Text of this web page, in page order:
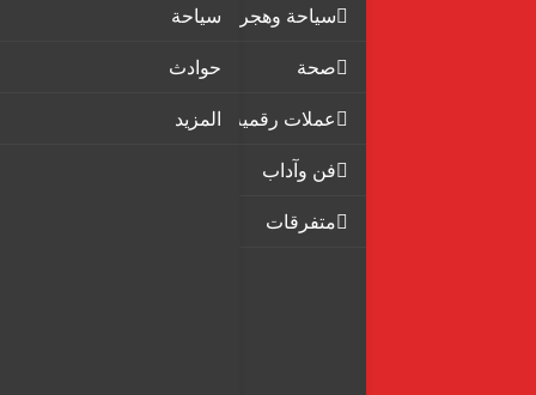
سياحة وهجرة
صحة
عملات رقمية
فن وآداب
متفرقات
سياحة
حوادث
المزيد